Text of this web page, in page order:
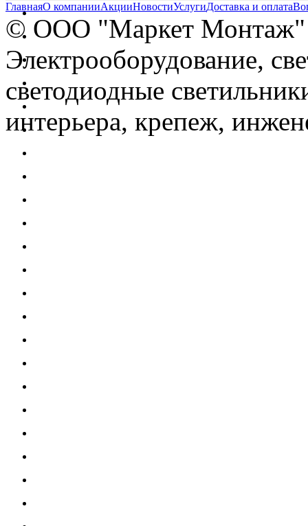
ГлавнаяО компанииАкцииНовостиУслугиДоставка и оплата
© OOO "Маркет Монтаж"
Электрооборудование,
светодиодные
интерьера, крепеж,